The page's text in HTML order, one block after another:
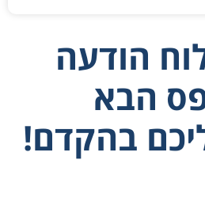
הודעה
הבא
בהקדם!